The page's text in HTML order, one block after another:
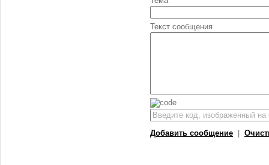
Текст сообщения
Добавить сообщение